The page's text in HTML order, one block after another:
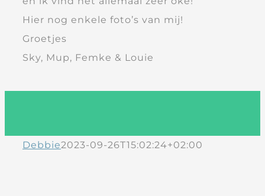
Hier nog enkele foto’s van mij!
Groetjes
Sky, Mup, Femke & Louie
Debbie2023-09-26T15:02:24+02:00